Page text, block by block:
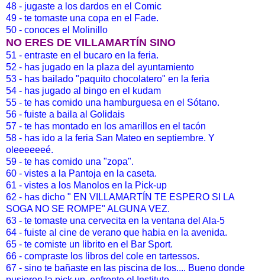
48 - jugaste a los dardos en el Comic
49 - te tomaste una copa en el Fade.
50 - conoces el Molinillo
NO ERES DE VILLAMARTÍN SINO
51 - entraste en el bucaro en la feria.
52 - has jugado en la plaza del ayuntamiento
53 - has bailado "paquito chocolatero" en la feria
54 - has jugado al bingo en el kudam
55 - te has comido una hamburguesa en el Sótano.
56 - fuiste a baila al Golidais
57 - te has montado en los amarillos en el tacón
58 - has ido a la feria San Mateo en septiembre. Y
oleeeeeeé.
59 - te has comido una "zopa".
60 - vistes a la Pantoja en la caseta.
61 - vistes a los Manolos en la Pick-up
62 - has dicho " EN VILLAMARTÍN TE ESPERO SI LA
SOGA NO SE ROMPE" ALGUNA VEZ.
63 - te tomaste una cervecita en la ventana del Ala-5
64 - fuiste al cine de verano que habia en la avenida.
65 - te comiste un librito en el Bar Sport.
66 - compraste los libros del cole en tartessos.
67 - sino te bañaste en las piscina de los.... Bueno donde